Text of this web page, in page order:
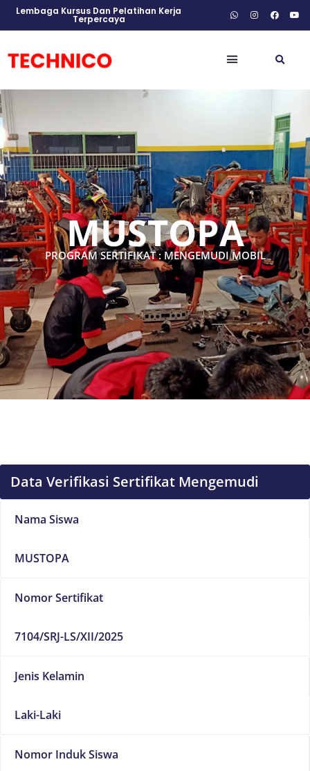
Lembaga Kursus Dan Pelatihan Kerja
Terpercaya
MUSTOPA
PROGRAM SERTIFIKAT : MENGEMUDI MOBIL
Data Verifikasi Sertifikat Mengemudi
Nama Siswa
MUSTOPA
Nomor Sertifikat
7104/SRJ-LS/XII/2025
Jenis Kelamin
Laki-Laki
Nomor Induk Siswa